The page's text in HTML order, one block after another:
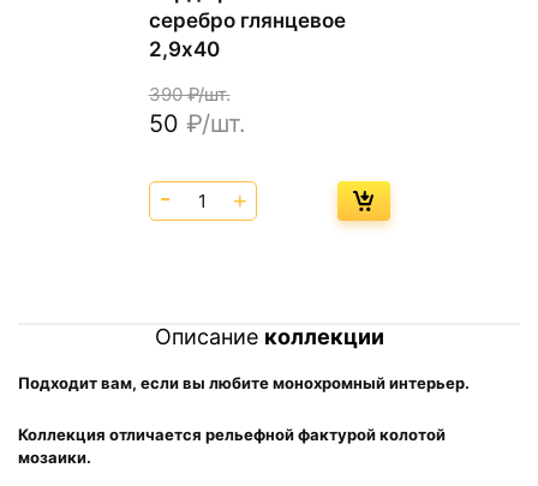
серебро глянцевое
2,9х40
390₽/шт.
50 ₽/шт.
Описание коллекции
Подходит вам, если вы любите монохромный интерьер.
Коллекция отличается рельефной фактурой колотой
мозаики.